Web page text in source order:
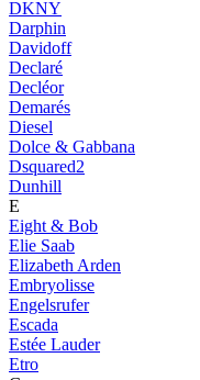
DKNY
Darphin
Davidoff
Declaré
Decléor
Demarés
Diesel
Dolce & Gabbana
Dsquared2
Dunhill
E
Eight & Bob
Elie Saab
Elizabeth Arden
Embryolisse
Engelsrufer
Escada
Estée Lauder
Etro